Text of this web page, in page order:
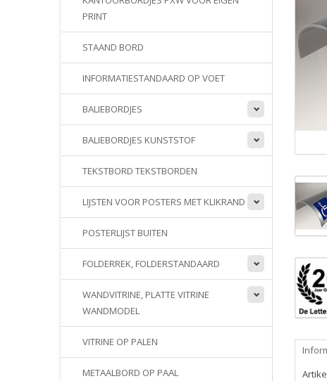
PRINT
STAAND BORD
INFORMATIESTANDAARD OP VOET
BALIEBORDJES
BALIEBORDJES KUNSTSTOF
TEKSTBORD TEKSTBORDEN
LIJSTEN VOOR POSTERS MET KLIKRAND
POSTERLIJST BUITEN
FOLDERREK, FOLDERSTANDAARD
WANDVITRINE, PLATTE VITRINE
WANDMODEL
VITRINE OP PALEN
METAALBORD OP PAAL